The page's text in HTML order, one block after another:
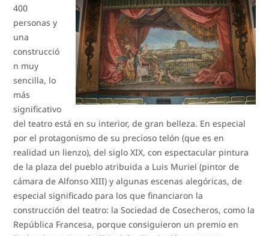
400
personas y
una
construcció
n muy
sencilla, lo
más
significativo
del teatro está en su interior, de gran belleza. En especial
por el protagonismo de su precioso telón (que es en
realidad un lienzo), del siglo XIX, con espectacular pintura
de la plaza del pueblo atribuida a Luis Muriel (pintor de
cámara de Alfonso XIII) y algunas escenas alegóricas, de
especial significado para los que financiaron la
construcción del teatro: la Sociedad de Cosecheros, como la
República Francesa, porque consiguieron un premio en